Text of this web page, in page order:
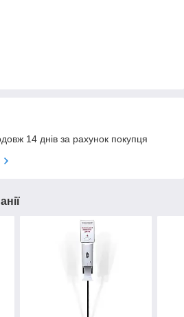
14 днів за рахунок покупця